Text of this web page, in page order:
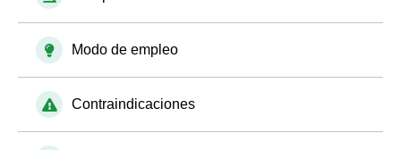
Modo de empleo
Contraindicaciones